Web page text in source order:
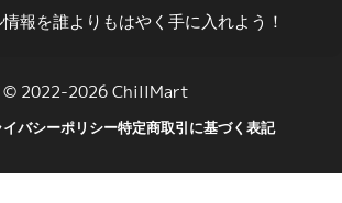
報を誰よりもはやく手に入れよう！
© 2022-2026 ChillMart
バシーポリシー特定商取引に基づく表記